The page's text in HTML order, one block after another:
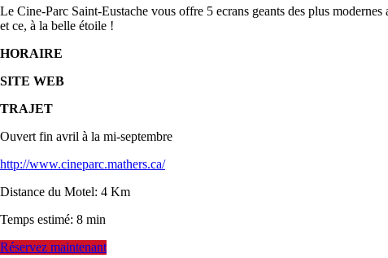
Le Cine-Parc Saint-Eustache vous offre 5 ecrans geants des plus
et ce, à la belle étoile !
HORAIRE
SITE WEB
TRAJET
Ouvert fin avril à la mi-septembre
http://www.cineparc.mathers.ca/
Distance du Motel: 4 Km
Temps estimé: 8 min
Réservez maintenant